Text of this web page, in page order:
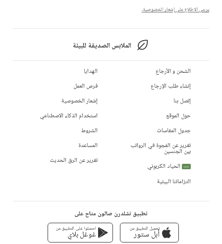
يرجى الاطلاع على إشعار الخصوصية.
الملابس الصديقة للبيئة
الشحن و الأرجاع
إنشاء طلب الإرجاع
إتصل بنا
حول الموقع
جدول المقاسات
تقرير عن الفجوة في الرواتب
بين الجنسين
جديد
الحياد الكربوني
التزاماتنا البيئية
الهدايا
فرص العمل
إشعار الخصوصية
استخدام الذكاء الاصطناعي
الشروط
المساعدة
تقرير عن الرق الحديث
تطبيق تشلدرن صالون متاح على
تحميل التطبيق من
أبل ستور
احصلوا على التطبيق من
غوغل بلاي